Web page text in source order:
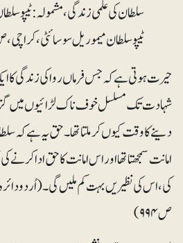
سلطان کی علمی زندگی، مشمولہ: ٹیپو
ٹیپوسلطان میموریل سوسائٹی، کراچی،
حیرت ہوتی ہے کہ جس فرماں رو ا کی زندگی کا
شہادت تک مسلسل خوف ناک لڑائیوں میں
دینے کا وقت کیوں کر ملتا تھا۔ حق یہ ہے
امانت سمجھتا تھا اور اس امانت کا حق ادا
ص ۹۹۴)